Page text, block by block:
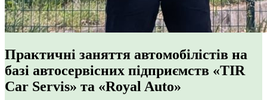
Практичні заняття автомобілістів на
базі автосервісних підприємств «TIR
Car Servis» та «Royal Auto»